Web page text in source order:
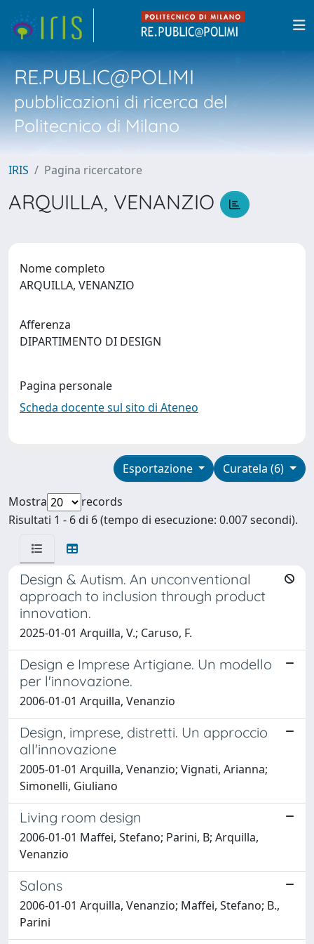
RE.PUBLIC@POLIMI
pubblicazioni di ricerca del
Politecnico di Milano
IRIS Pagina ricercatore
ARQUILLA, VENANZIO
Nome completo
ARQUILLA, VENANZIO
Afferenza
DIPARTIMENTO DI DESIGN
Pagina personale
Scheda docente sul sito di Ateneo
Curatela (6)
Esportazione
Mostra
records
Risultati 1 - 6 di 6 (tempo di esecuzione: 0.007 secondi).
Design & Autism. An unconventional
approach to inclusion through product
innovation.
2025-01-01 Arquilla, V.; Caruso, F.
Design e Imprese Artigiane. Un modello
per l'innovazione.
2006-01-01 Arquilla, Venanzio
Design, imprese, distretti. Un approccio
all'innovazione
2005-01-01 Arquilla, Venanzio; Vignati, Arianna;
Simonelli, Giuliano
Living room design
2006-01-01 Maffei, Stefano; Parini, B; Arquilla,
Venanzio
Salons
2006-01-01 Arquilla, Venanzio; Maffei, Stefano; B.,
Parini